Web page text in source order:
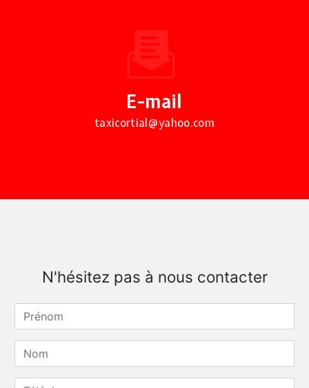
E-mail
taxicortial@yahoo.com
N'hésitez pas à nous contacter